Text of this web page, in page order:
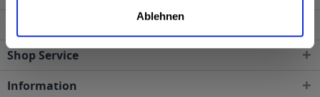
Ablehnen
Shop Service
Information